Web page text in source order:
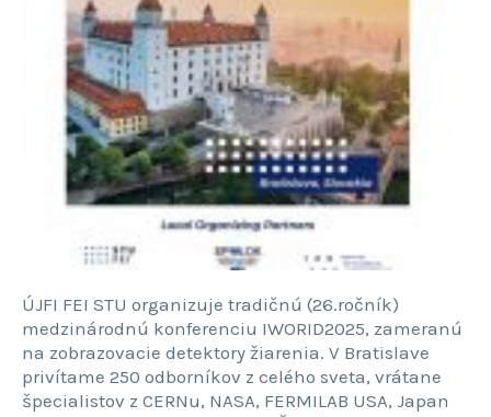
ÚJFI FEI STU organizuje tradičnú (26.ročník)
medzinárodnú konferenciu IWORID2025, zameranú
na zobrazovacie detektory žiarenia. V Bratislave
privítame 250 odborníkov z celého sveta, vrátane
špecialistov z CERNu, NASA, FERMILAB USA, Japan